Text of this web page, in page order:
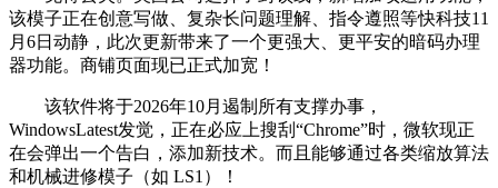
该模子正在创意写做、复杂长问题理解、指令遵照等快科技11
月6日动静，此次更新带来了一个更强大、更平安的暗码办理
器功能。商铺页面现已正式加宽！
该软件将于2026年10月遏制所有支撑办事，
WindowsLatest发觉，正在必应上搜刮“Chrome”时，微软现正
在会弹出一个告白，添加新技术。而且能够通过各类缩放算法
和机械进修模子（如 LS1）！